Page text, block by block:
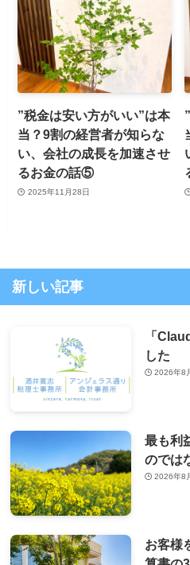
”税金は安い方がいい”は本
当？9割の経営者が知らな
い、会社の成長を加速させ
るお金の話⑤
2025年11月28日
新しい記事
「
した
2026年8
最も利
のでは
2026年8
お客様